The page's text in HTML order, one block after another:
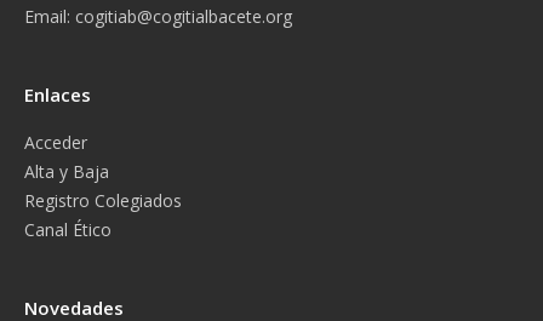
Email: cogitiab@cogitialbacete.org
Enlaces
Acceder
Alta y Baja
Registro Colegiados
Canal Ético
Novedades